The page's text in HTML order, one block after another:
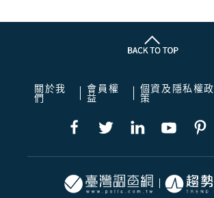
關於我
們
會員權
益
個資及隱私權政
策